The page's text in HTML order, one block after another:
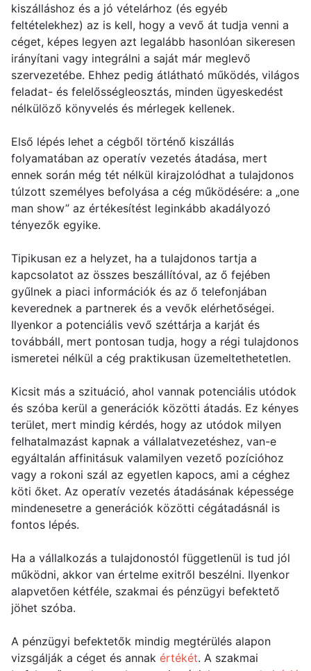
kiszálláshoz és a jó vételárhoz (és egyéb
feltételekhez) az is kell, hogy a vevő át tudja venni a
céget, képes legyen azt legalább hasonlóan sikeresen
irányítani vagy integrálni a saját már meglevő
szervezetébe. Ehhez pedig átlátható működés, világos
feladat- és felelősségleosztás, minden ügyeskedést
nélkülöző könyvelés és mérlegek kellenek.
Első lépés lehet a cégből történő kiszállás
folyamatában az operatív vezetés átadása, mert
ennek során még tét nélkül kirajzolódhat a tulajdonos
túlzott személyes befolyása a cég működésére: a „one
man show” az értékesítést leginkább akadályozó
tényezők egyike.
Tipikusan ez a helyzet, ha a tulajdonos tartja a
kapcsolatot az összes beszállítóval, az ő fejében
gyűlnek a piaci információk és az ő telefonjában
keverednek a partnerek és a vevők elérhetőségei.
Ilyenkor a potenciális vevő széttárja a karját és
továbbáll, mert pontosan tudja, hogy a régi tulajdonos
ismeretei nélkül a cég praktikusan üzemeltethetetlen.
Kicsit más a szituáció, ahol vannak potenciális utódok
és szóba kerül a generációk közötti átadás. Ez kényes
terület, mert mindig kérdés, hogy az utódok milyen
felhatalmazást kapnak a vállalatvezetéshez, van-e
egyáltalán affinitásuk valamilyen vezető pozícióhoz
vagy a rokoni szál az egyetlen kapocs, ami a céghez
köti őket. Az operatív vezetés átadásának képessége
mindenesetre a generációk közötti cégátadásnál is
fontos lépés.
Ha a vállalkozás a tulajdonostól függetlenül is tud jól
működni, akkor van értelme exitről beszélni. Ilyenkor
alapvetően kétféle, szakmai és pénzügyi befektető
jöhet szóba.
A pénzügyi befektetők mindig megtérülés alapon
vizsgálják a céget és annak értékét. A szakmai